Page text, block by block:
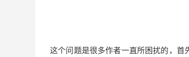
这个问题是很多作者一直所困扰的，